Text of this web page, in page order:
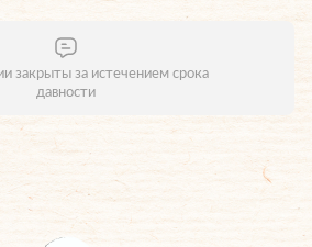
закрыты за истечением срока
давности